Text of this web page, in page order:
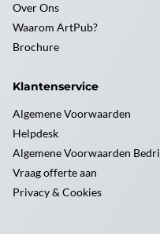
Over Ons
Waarom ArtPub?
Brochure
Klantenservice
Algemene Voorwaarden
Helpdesk
Algemene Voorwaarden
Vraag offerte aan
Privacy & Cookies